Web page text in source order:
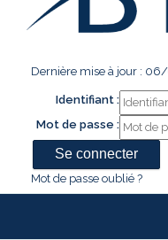
Dernière mise à jour :
Identifiant :
Mot de passe :
Mot de passe oublié ?